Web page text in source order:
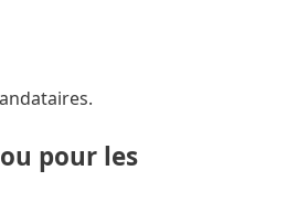
pour les